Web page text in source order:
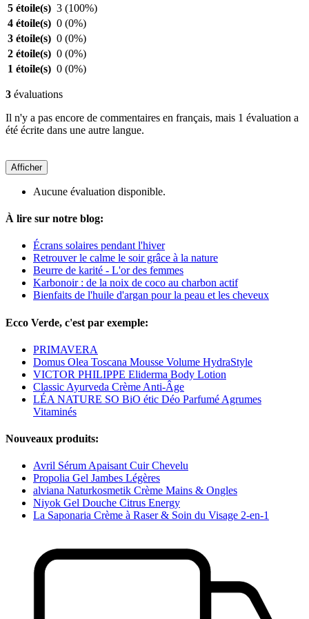
5 étoile(s) 3 (100%)
4 étoile(s) 0 (0%)
3 étoile(s) 0 (0%)
2 étoile(s) 0 (0%)
1 étoile(s) 0 (0%)
3 évaluations
Il n'y a pas encore de commentaires en français, mais 1 évaluation a
été écrite dans une autre langue.
Afficher
Aucune évaluation disponible.
À lire sur notre blog:
Écrans solaires pendant l'hiver
Retrouver le calme le soir grâce à la nature
Beurre de karité - L'or des femmes
Karbonoir : de la noix de coco au charbon actif
Bienfaits de l'huile d'argan pour la peau et les cheveux
Ecco Verde, c'est par exemple:
PRIMAVERA
Domus Olea Toscana Mousse Volume HydraStyle
VICTOR PHILIPPE Eliderma Body Lotion
Classic Ayurveda Crème Anti-Âge
LÉA NATURE SO BiO étic Déo Parfumé Agrumes
Vitaminés
Nouveaux produits:
Avril Sérum Apaisant Cuir Chevelu
Propolia Gel Jambes Légères
alviana Naturkosmetik Crème Mains & Ongles
Niyok Gel Douche Citrus Energy
La Saponaria Crème à Raser & Soin du Visage 2-en-1